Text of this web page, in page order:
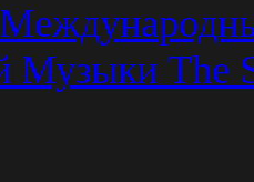
Музыки The